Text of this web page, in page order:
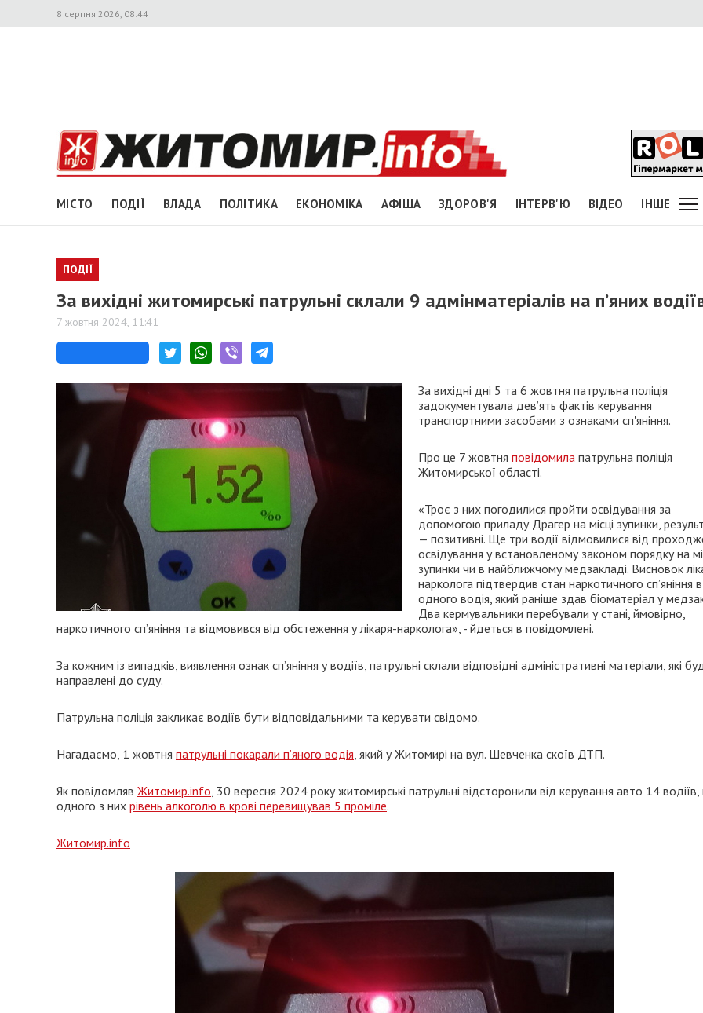
8 серпня 2026, 08:44
МІСТО ПОДІЇ ВЛАДА ПОЛІТИКА ЕКОНОМІКА АФІША ЗДОРОВ'Я ІНТЕРВ'Ю ВІДЕО ІНШЕ
ПОДІЇ
За вихідні житомирські патрульні склали 9 адмінматеріалів на п’яних
7 жовтня 2024, 11:41
За вихідні дні 5 та 6 жовтня патрульна поліція
задокументувала дев’ять фактів керування
транспортними засобами з ознаками сп'яніння.
Про це 7 жовтня повідомила патрульна поліція
Житомирської області.
«Троє з них погодилися пройти освідування за
допомогою приладу Драгер на місці зупинки,
— позитивні. Ще три водії відмовилися від
освідування у встановленому законом порядку на
зупинки чи в найближчому медзакладі. Висновок
нарколога підтвердив стан наркотичного сп’яніння в
одного водія, який раніше здав біоматеріал у
Два кермувальники перебували у стані, ймовірно,
наркотичного сп’яніння та відмовився від обстеження у лікаря-нарколога», - йдеться в повідомлені.
За кожним із випадків, виявлення ознак сп’яніння у водіїв, патрульні склали відповідні адміністративні матеріали, які
направлені до суду.
Патрульна поліція закликає водіїв бути відповідальними та керувати свідомо.
Нагадаємо, 1 жовтня патрульні покарали п’яного водія, який у Житомирі на вул. Шевченка скоїв ДТП.
Як повідомляв Житомир.info, 30 вересня 2024 року житомирські патрульні відсторонили від керування авто 14 водіїв,
одного з них рівень алкоголю в крові перевищував 5 проміле.
Житомир.info